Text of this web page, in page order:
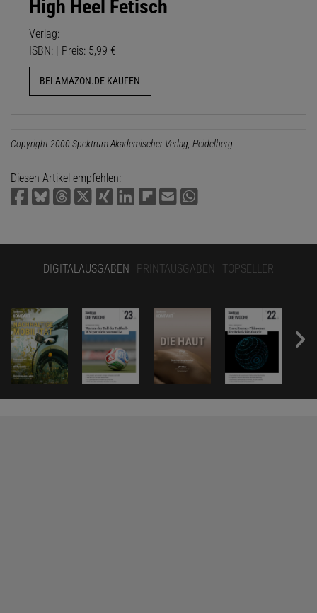
High Heel Fetisch
Verlag:
ISBN: | Preis: 5,99 €
BEI AMAZON.DE KAUFEN
Copyright 2000 Spektrum Akademischer Verlag, Heidelberg
Diesen Artikel empfehlen:
DIGITALAUSGABEN PRINTAUSGABEN TOPSELLER